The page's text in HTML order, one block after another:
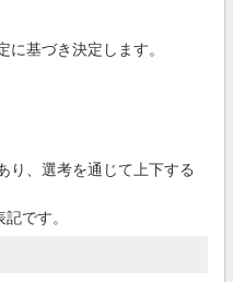
基づき決定します。
り、選考を通じて上下する
です。